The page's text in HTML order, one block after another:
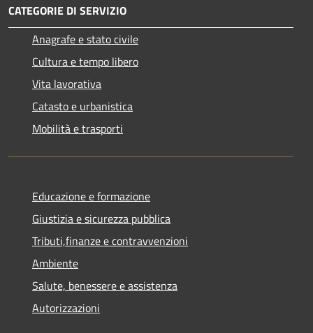
CATEGORIE DI SERVIZIO
Anagrafe e stato civile
Cultura e tempo libero
Vita lavorativa
Catasto e urbanistica
Mobilità e trasporti
Educazione e formazione
Giustizia e sicurezza pubblica
Tributi,finanze e contravvenzioni
Ambiente
Salute, benessere e assistenza
Autorizzazioni